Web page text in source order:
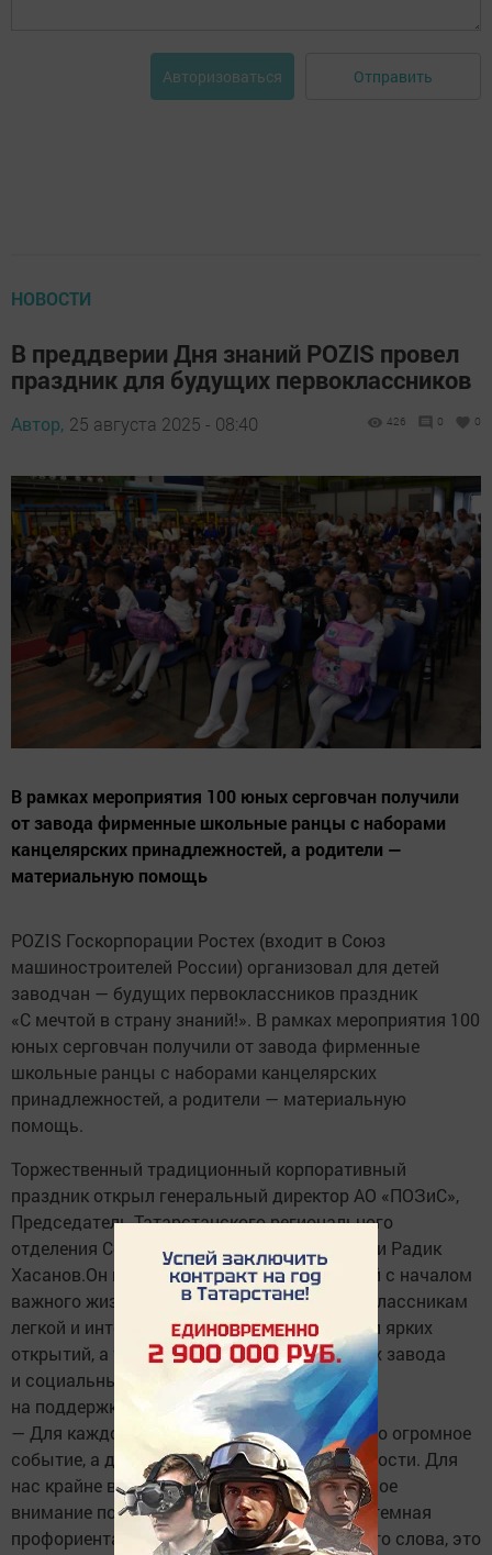
Авторизоваться Отправить
НОВОСТИ
В преддверии Дня знаний POZIS провел
праздник для будущих первоклассников
Автор, 25 августа 2025 - 08:40 426 0 0
В рамках мероприятия 100 юных серговчан получили
от завода фирменные школьные ранцы с наборами
канцелярских принадлежностей, а родители —
материальную помощь
POZIS Госкорпорации Ростех (входит в Союз
машиностроителей России) организовал для детей
заводчан — будущих первоклассников праздник
«С мечтой в страну знаний!». В рамках мероприятия 100
юных серговчан получили от завода фирменные
школьные ранцы с наборами канцелярских
принадлежностей, а родители — материальную
помощь.
Торжественный традиционный корпоративный
праздник открыл генеральный директор АО «ПОЗиС»,
Председатель Татарстанского регионального
отделения Союза машиностроителей России Радик
Хасанов.Он поздравил детей и их родителей с началом
важного жизненного этапа, пожелал первоклассникам
легкой и интересной учебы, верных друзей и ярких
открытий, а также рассказал о достижениях завода
и социальных программах, направленных
на поддержку семей работников.
— Для каждого ребенка первый звонок — это огромное
событие, а для родителей — повод для гордости. Для
нас крайне важно уделять самое пристальное
внимание подрастающему поколению. Системная
профориентационная работа — это не просто слова, это